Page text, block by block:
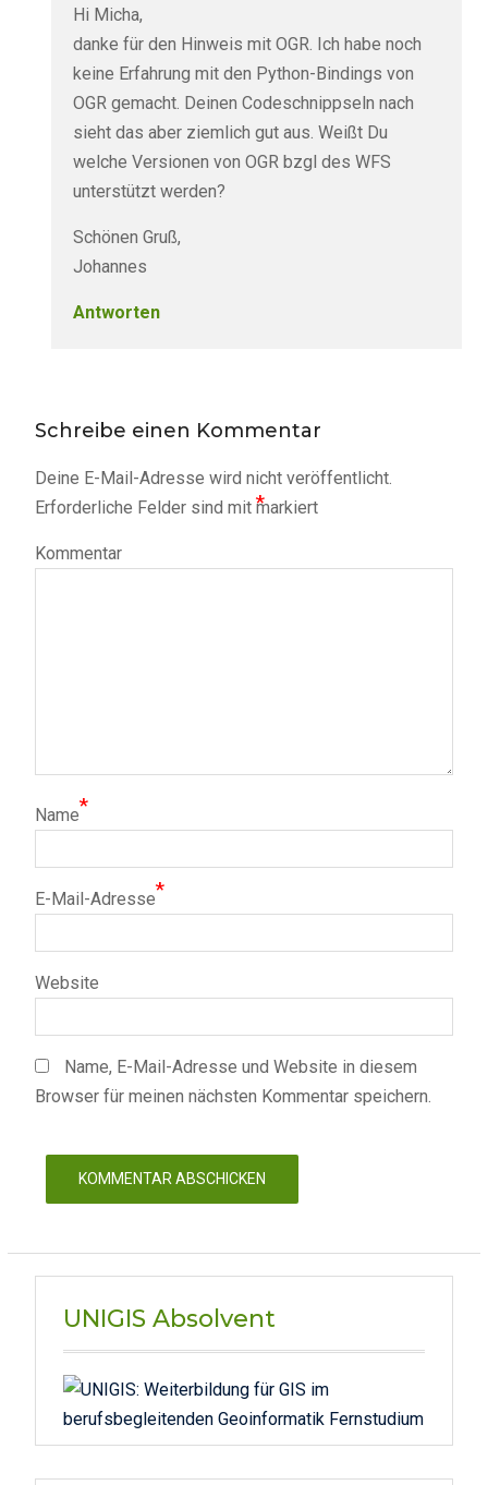
Hi Micha,
danke für den Hinweis mit OGR. Ich habe noch
keine Erfahrung mit den Python-Bindings von
OGR gemacht. Deinen Codeschnippseln nach
sieht das aber ziemlich gut aus. Weißt Du
welche Versionen von OGR bzgl des WFS
unterstützt werden?
Schönen Gruß,
Johannes
Antworten
Schreibe einen Kommentar
Deine E-Mail-Adresse wird nicht veröffentlicht.
Erforderliche Felder sind mit *
markiert
Kommentar
Name*
E-Mail-Adresse*
Website
Name, E-Mail-Adresse und Website in diesem
Browser für meinen nächsten Kommentar speichern.
UNIGIS Absolvent